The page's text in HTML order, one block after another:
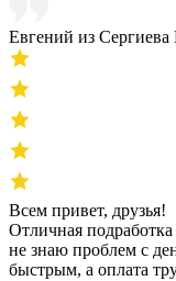
Евгений из Сергиева
Всем привет, друзья!
Отличная
не знаю проблем с
быстрым, а оплата